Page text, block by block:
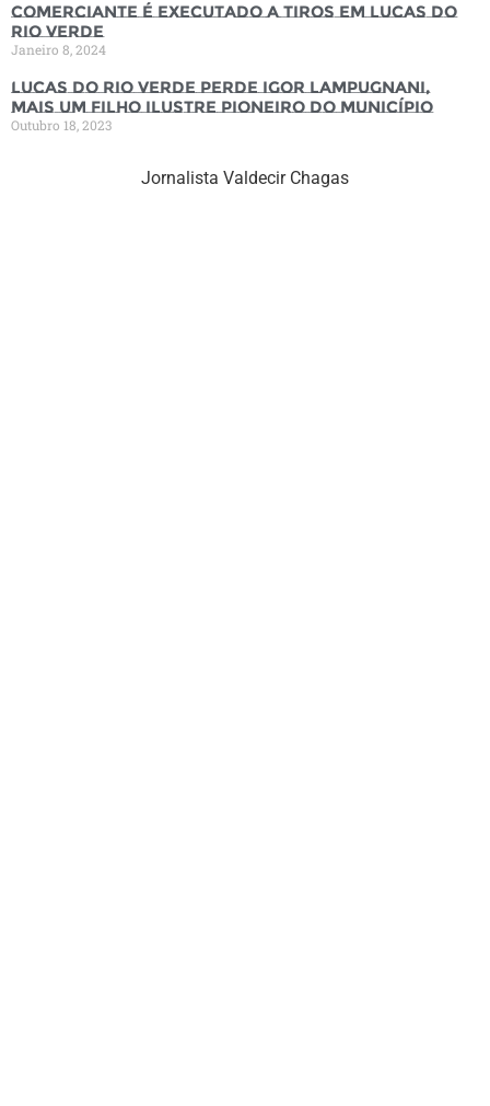
Comerciante é executado a tiros em Lucas do
Rio Verde
Janeiro 8, 2024
Lucas do Rio Verde perde Igor Lampugnani,
mais um filho ilustre pioneiro do município
Outubro 18, 2023
Jornalista Valdecir Chagas